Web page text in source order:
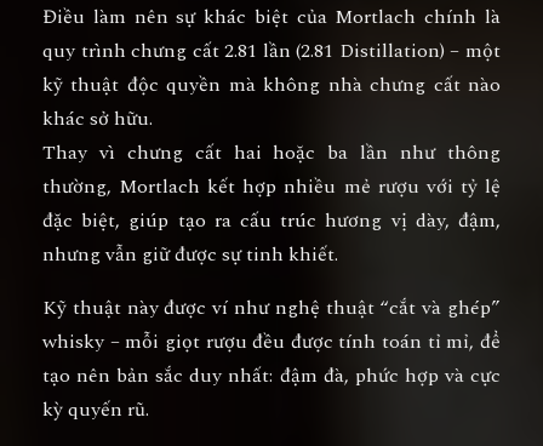
Điều làm nên sự khác biệt của Mortlach chính là
quy trình chưng cất 2.81 lần (2.81 Distillation) – một
kỹ thuật độc quyền mà không nhà chưng cất nào
khác sở hữu.
Thay vì chưng cất hai hoặc ba lần như thông
thường, Mortlach kết hợp nhiều mẻ rượu với tỷ lệ
đặc biệt, giúp tạo ra cấu trúc hương vị dày, đậm,
nhưng vẫn giữ được sự tinh khiết.
Kỹ thuật này được ví nhưnghệ thuật “cắt và ghép”
whisky – mỗi giọt rượu đều được tính toán tỉ mỉ, để
tạo nên bản sắc duy nhất: đậm đà, phức hợp và cực
kỳ quyến rũ.